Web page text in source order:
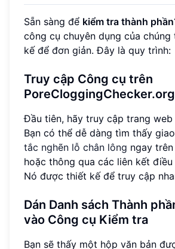
Sẵn sàng để kiểm tra thành phần
công cụ chuyên dụng của
kế để đơn giản. Đây là quy trình:
Truy cập Công cụ trên
PoreCloggingChecker.org
Đầu tiên, hãy truy cập trang web
Bạn có thể dễ dàng tìm thấy
tắc nghẽn lỗ chân lông ngay
hoặc thông qua các liên kết
Nó được thiết kế để truy cập
Dán Danh sách Thành
vào Công cụ Kiểm tra
Bạn sẽ thấy một hộp văn bản